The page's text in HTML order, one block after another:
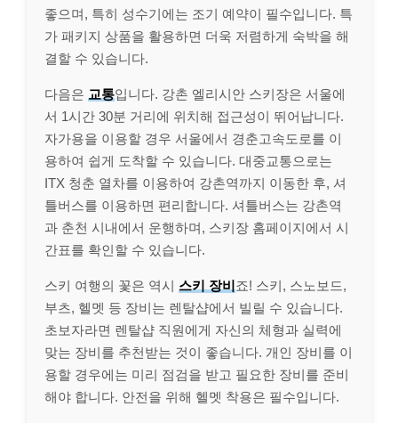
좋으며, 특히 성수기에는 조기 예약이 필수입니다. 특
가 패키지 상품을 활용하면 더욱 저렴하게 숙박을 해
결할 수 있습니다.
다음은 교통입니다. 강촌 엘리시안 스키장은 서울에
서 1시간 30분 거리에 위치해 접근성이 뛰어납니다.
자가용을 이용할 경우 서울에서 경춘고속도로를 이
용하여 쉽게 도착할 수 있습니다. 대중교통으로는
ITX 청춘 열차를 이용하여 강촌역까지 이동한 후, 셔
틀버스를 이용하면 편리합니다. 셔틀버스는 강촌역
과 춘천 시내에서 운행하며, 스키장 홈페이지에서 시
간표를 확인할 수 있습니다.
스키 여행의 꽃은 역시 스키 장비죠! 스키, 스노보드,
부츠, 헬멧 등 장비는 렌탈샵에서 빌릴 수 있습니다.
초보자라면 렌탈샵 직원에게 자신의 체형과 실력에
맞는 장비를 추천받는 것이 좋습니다. 개인 장비를 이
용할 경우에는 미리 점검을 받고 필요한 장비를 준비
해야 합니다. 안전을 위해 헬멧 착용은 필수입니다.